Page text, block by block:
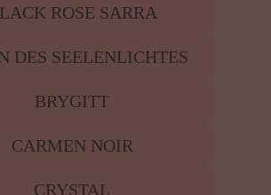
ROSE SARRA
DES SEELENLICHTES
BRYGITT
CARMEN NOIR
CRYSTAL